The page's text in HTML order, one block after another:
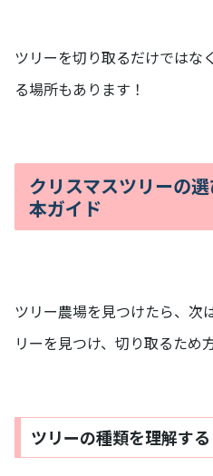
ツリーを切り取るだけではな
る場所もあります！
クリスマスツリーの
本ガイド
ツリー農場を見つけたら、次
リーを見つけ、切り取るため
ツリーの種類を理解する